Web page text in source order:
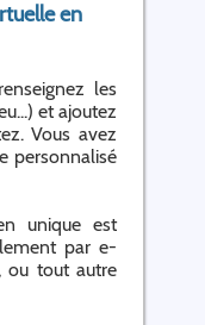
en
les
et ajoutez
Vous avez
personnalisé
unique est
par e-
ou tout autre